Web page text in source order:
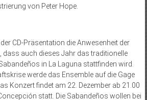
von Peter Hope.
CD-Präsentation die Anwesenheit der
dass auch dieses Jahr das traditionelle
in La Laguna stattfinden wird.
werde das Ensemble auf die Gage
Konzert findet am 22. Dezember ab 21.00
statt. Die Sabandeños wollen bei